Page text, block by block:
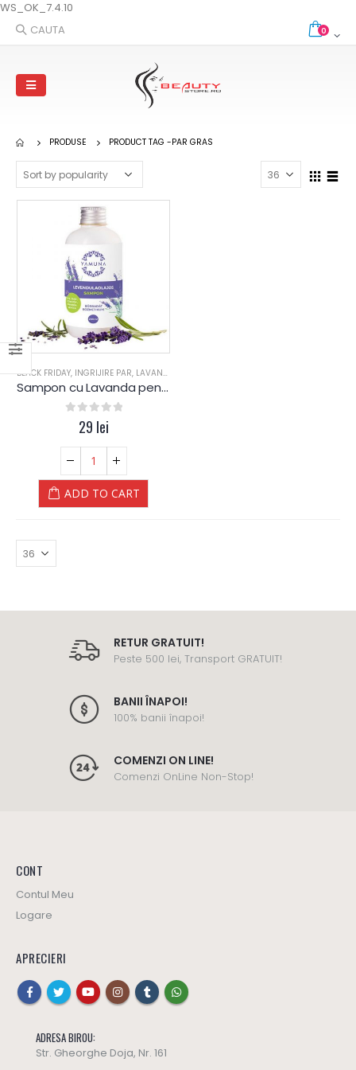
WS_OK_7.4.10
CAUTA
0
PRODUSE PRODUCT TAG -PAR GRAS
BLACK FRIDAY, INGRIJIRE PAR, LAVANDA
Sampon cu Lavanda pentru par Gras – Yamuna Luxury
out of 5
29 lei
ADD TO CART
RETUR GRATUIT!
Peste 500 lei, Transport GRATUIT!
BANII ÎNAPOI!
100% banii înapoi!
COMENZI ON LINE!
Comenzi OnLine Non-Stop!
CONT
Contul Meu
Logare
APRECIERI
ADRESA BIROU:
Str. Gheorghe Doja, Nr. 161